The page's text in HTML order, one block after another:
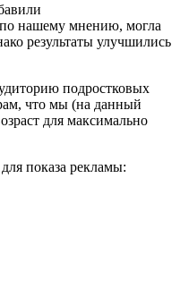
по нашему мнению, могла
результаты улучшились
подростковых
что мы (на данный
для максимально
показа рекламы: